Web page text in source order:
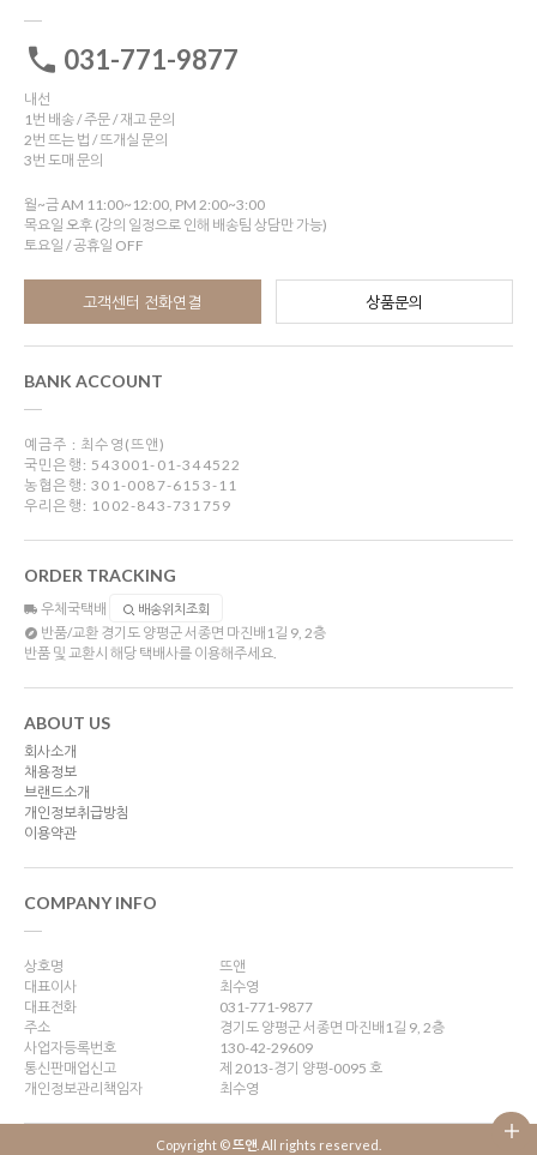
031-771-9877
내선
1번 배송 / 주문 / 재고 문의
2번 뜨는 법 / 뜨개실 문의
3번 도매 문의
월~금 AM 11:00~12:00, PM 2:00~3:00
목요일 오후 (강의 일정으로 인해 배송팀 상담만 가능)
토요일 / 공휴일 OFF
고객센터 전화연결 상품문의
BANK ACCOUNT
예금주 : 최수영(뜨앤)
국민은행: 543001-01-344522
농협은행: 301-0087-6153-11
우리은행: 1002-843-731759
ORDER TRACKING
우체국택배 배송위치조회
반품/교환 경기도 양평군 서종면 마진배1길 9, 2층
반품 및 교환시 해당 택배사를 이용해주세요.
ABOUT US
회사소개
채용정보
브랜드소개
개인정보취급방침
이용약관
COMPANY INFO
상호명
뜨앤
대표이사
최수영
대표전화
031-771-9877
주소
경기도 양평군 서종면 마진배1길 9, 2층
사업자등록번호
130-42-29609
통신판매업신고
제 2013-경기 양평-0095 호
개인정보관리책임자
최수영
Copyright ©뜨앤 . All rights reserved.